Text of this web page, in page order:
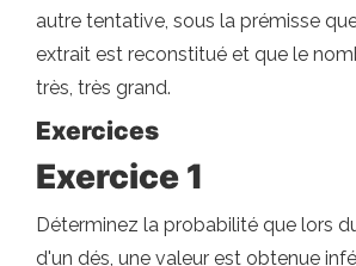
autre tentative, sous la prémisse
extrait est reconstitué et que le
très, très grand.
Exercices
Exercice 1
Déterminez la probabilité que lors
d'un dés, une valeur est obtenue